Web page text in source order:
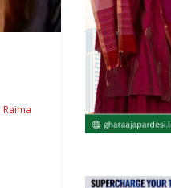
Raima